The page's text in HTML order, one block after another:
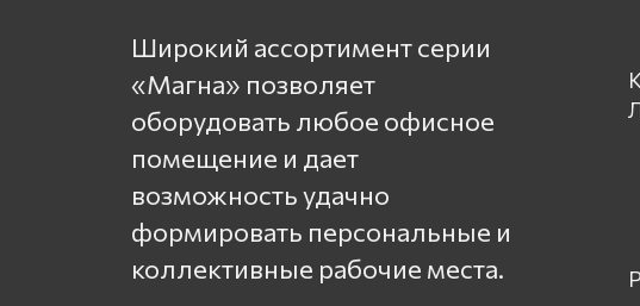
Широкий ассортимент серии
«Магна» позволяет
оборудовать любое офисное
помещение и дает
возможность удачно
формировать персональные и
коллективные рабочие места.